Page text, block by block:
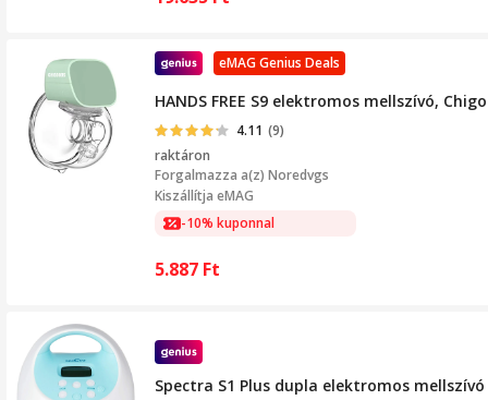
eMAG Genius Deals
HANDS FREE S9 elektromos mellszívó,
4.11 (9)
raktáron
Forgalmazza a(z) Noredvgs
Kiszállítja eMAG
-10% kuponnal
5.887 Ft
Spectra S1 Plus dupla elektromos mellszívó